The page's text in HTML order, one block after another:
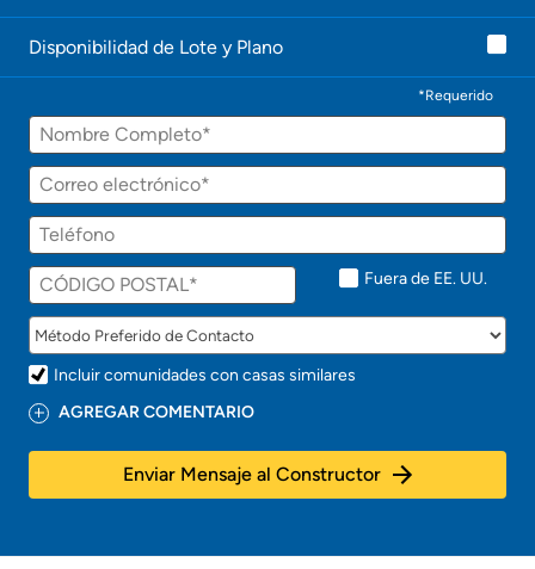
t
r
á
r
n
t
!
Disponibilidad de Lote y Plano
*Requerido
Nombre
Correo
electrónico
Teléfono
Fuera de EE. UU.
Incluir comunidades con casas similares
AGREGAR COMENTARIO
Enviar Mensaje al Constructor